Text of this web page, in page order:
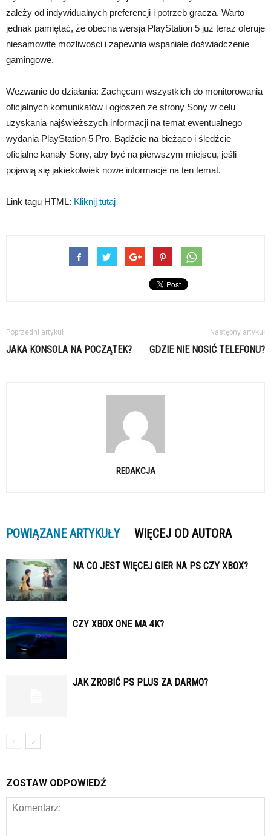
zależy od indywidualnych preferencji i potrzeb gracza. Warto
jednak pamiętać, że obecna wersja PlayStation 5 już teraz oferuje
niesamowite możliwości i zapewnia wspaniałe doświadczenie
gamingowe.
Wezwanie do działania: Zachęcam wszystkich do monitorowania
oficjalnych komunikatów i ogłoszeń ze strony Sony w celu
uzyskania najświeższych informacji na temat ewentualnego
wydania PlayStation 5 Pro. Bądźcie na bieżąco i śledźcie
oficjalne kanały Sony, aby być na pierwszym miejscu, jeśli
pojawią się jakiekolwiek nowe informacje na ten temat.
Link tagu HTML: Kliknij tutaj
Poprzedni artykuł
JAKA KONSOLA NA POCZĄTEK?
Następny artykuł
GDZIE NIE NOSIĆ TELEFONU?
REDAKCJA
POWIĄZANE ARTYKUŁY WIĘCEJ OD AUTORA
NA CO JEST WIĘCEJ GIER NA PS CZY XBOX?
CZY XBOX ONE MA 4K?
JAK ZROBIĆ PS PLUS ZA DARMO?
ZOSTAW ODPOWIEDŹ